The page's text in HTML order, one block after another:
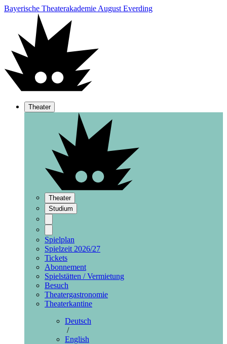
Bayerische Theaterakademie August Everding
Theater
Theater
Studium
Spielplan
Spielzeit 2026/27
Tickets
Abonnement
Spielstätten / Vermietung
Besuch
Theatergastronomie
Theaterkantine
Deutsch
/
English